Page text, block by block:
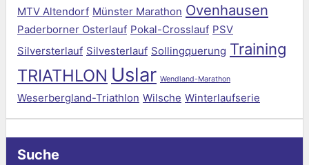
MTV Altendorf Münster Marathon Ovenhausen
Paderborner Osterlauf Pokal-Crosslauf PSV
Silversterlauf Silvesterlauf Sollingquerung Training
TRIATHLON Uslar Wendland-Marathon
Weserbergland-Triathlon Wilsche Winterlaufserie
Suche